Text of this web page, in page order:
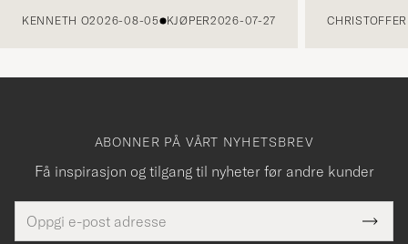
KENNETH O2026-08-05 KJØPER2026-07-27
ABONNER PÅ VÅRT NYHETSBREV
Få inspirasjon og tilgang til nyheter før andre kunder
postadresse
felt
Tack